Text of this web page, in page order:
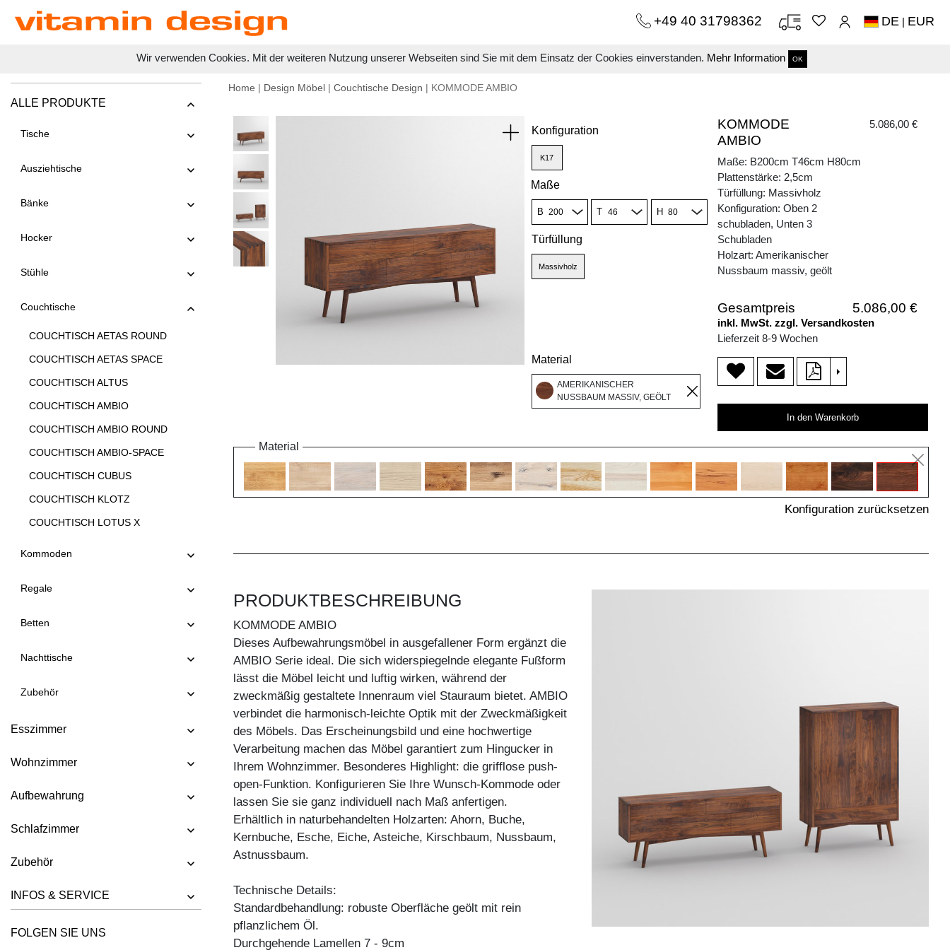
Wir verwenden Cookies. Mit der weiteren Nutzung unserer Webseiten sind Sie mit dem Einsatz der Cookies einverstanden. Mehr Information OK
+49 40 31798362 DE | EUR
ALLE PRODUKTE
Tische
Ausziehtische
Bänke
Hocker
Stühle
Couchtische
COUCHTISCH AETAS ROUND
COUCHTISCH AETAS SPACE
COUCHTISCH ALTUS
COUCHTISCH AMBIO
COUCHTISCH AMBIO ROUND
COUCHTISCH AMBIO-SPACE
COUCHTISCH CUBUS
COUCHTISCH KLOTZ
COUCHTISCH LOTUS X
COUCHTISCH MENA A
COUCHTISCH MENA G 3
COUCHTISCH MENA M
COUCHTISCH MENA T
COUCHTISCH RHOMBI ROUND
COUCHTISCH SENA
COUCHTISCH ZIRKEL A
Kommoden
Regale
Betten
Nachttische
Zubehör
Esszimmer
Wohnzimmer
Aufbewahrung
Schlafzimmer
Zubehör
INFOS & SERVICE
FOLGEN SIE UNS
Home | Design Möbel | Couchtische Design | KOMMODE AMBIO
Konfiguration
K17
Maße
B T H
Türfüllung
Massivholz
Material
AMERIKANISCHER
NUSSBAUM MASSIV, GEÖLT
KOMMODE
AMBIO
5.086,00 €
Maße: B200cm T46cm H80cm
Plattenstärke: 2,5cm
Türfüllung: Massivholz
Konfiguration: Oben 2
schubladen, Unten 3
Schubladen
Holzart: Amerikanischer
Nussbaum massiv, geölt
Gesamtpreis 5.086,00 €
inkl. MwSt. zzgl. Versandkosten
Lieferzeit 8-9 Wochen
>
In den Warenkorb
Material
Konfiguration zurücksetzen
PRODUKTBESCHREIBUNG
KOMMODE AMBIO
Dieses Aufbewahrungsmöbel in ausgefallener Form ergänzt die
AMBIO Serie ideal. Die sich widerspiegelnde elegante Fußform
lässt die Möbel leicht und luftig wirken, während der
zweckmäßig gestaltete Innenraum viel Stauraum bietet. AMBIO
verbindet die harmonisch-leichte Optik mit der Zweckmäßigkeit
des Möbels. Das Erscheinungsbild und eine hochwertige
Verarbeitung machen das Möbel garantiert zum Hingucker in
Ihrem Wohnzimmer. Besonderes Highlight: die grifflose push-
open-Funktion. Konfigurieren Sie Ihre Wunsch-Kommode oder
lassen Sie sie ganz individuell nach Maß anfertigen.
Erhältlich in naturbehandelten Holzarten: Ahorn, Buche,
Kernbuche, Esche, Eiche, Asteiche, Kirschbaum, Nussbaum,
Astnussbaum.
Technische Details:
Standardbehandlung: robuste Oberfläche geölt mit rein
pflanzlichem Öl.
Durchgehende Lamellen 7 - 9cm